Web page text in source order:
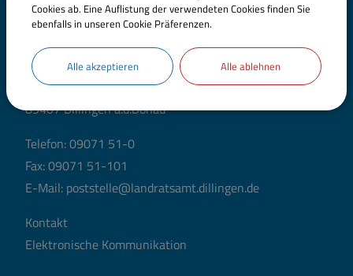
Landratsamt Dillingen
a.d.Donau
Große Allee 24 (Hauptgebäude)
89407 Dillingen a.d.Donau
Telefon:09071 51-0
Fax: 09071 51-101
E-Mail: poststelle@landratsamt.dillingen.de
Kontakt
Elektronische Kommunikation
Cookies ab. Eine Auflistung der verwendeten Cookies finden Sie
ebenfalls in unseren Cookie Präferenzen.
Alle akzeptieren Alle ablehnen